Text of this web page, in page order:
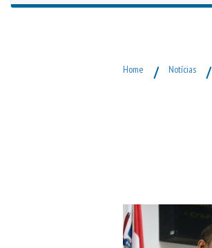
Home / Notícias /